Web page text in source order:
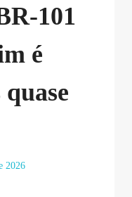
101
é
2026